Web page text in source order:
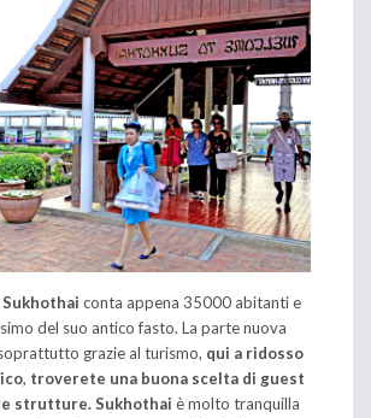
conta appena 35000 abitanti e
del suo antico fasto. La parte nuova
grazie al turismo, qui a ridosso
, troverete una buona scelta di guest
strutture. Sukhothai è molto tranquilla